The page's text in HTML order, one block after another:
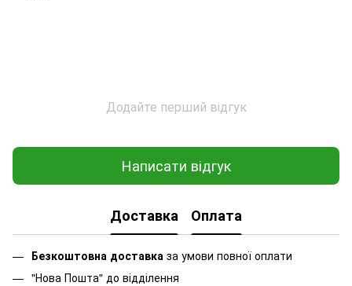
Додайте перший відгук
Написати відгук
Доставка Оплата
Безкоштовна доставка за умови повної оплати
"Нова Пошта" до відділення